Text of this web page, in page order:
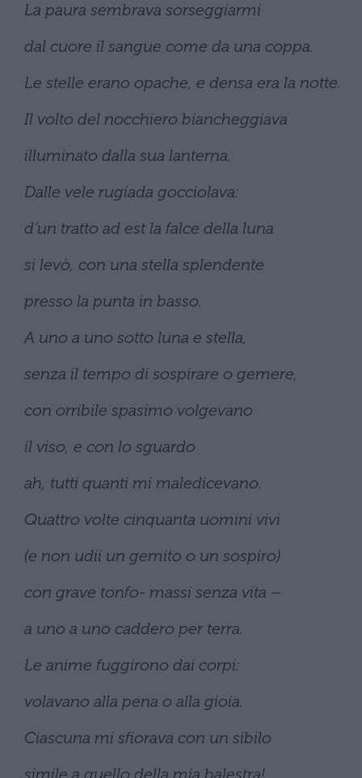
La paura sembrava sorseggiarmi
dal cuore il sangue come da una coppa.
Le stelle erano opache, e densa era la notte.
Il volto del nocchiero biancheggiava
illuminato dalla sua lanterna.
Dalle vele rugiada gocciolava:
d’un tratto ad est la falce della luna
si levò, con una stella splendente
presso la punta in basso.
A uno a uno sotto luna e stella,
senza il tempo di sospirare o gemere,
con orribile spasimo volgevano
il viso, e con lo sguardo
ah, tutti quanti mi maledicevano.
Quattro volte cinquanta uomini vivi
(e non udii un gemito o un sospiro)
con grave tonfo- massi senza vita –
a uno a uno caddero per terra.
Le anime fuggirono dai corpi:
volavano alla pena o alla gioia.
Ciascuna mi sfiorava con un sibilo
simile a quello della mia balestra!